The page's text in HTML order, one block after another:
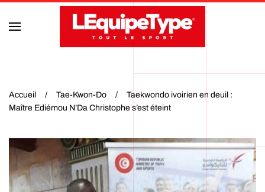
Accéder au contenu principal
Accueil Tae-Kwon-Do
Taekwondo ivoirien en deuil :
Maître Ediémou N’Da Christophe s’est éteint